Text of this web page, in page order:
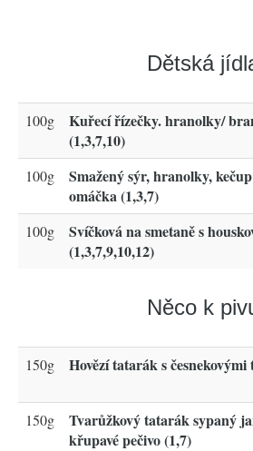
Dětská
100g
Kuřecí řízečky. hranolky/
(1,3,7,10)
100g
Smažený sýr, hranolky,
omáčka (1,3,7)
100g
Svíčková na smetaně s
(1,3,7,9,10,12)
Něco k
150g Hovězí tatarák s
150g
Tvarůžkový tatarák sypaný
křupavé pečivo (1,7)